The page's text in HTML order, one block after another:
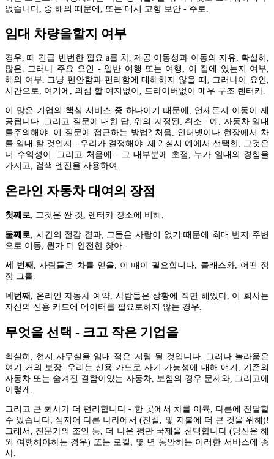
없습니다, 중 해외 때문에, 또는 대시 고향 보안 - 주로.
임대 차량을할지 여부
경우, 때 긴급 빈번한 필요 a를 차, 제공 이동성과 이동의 자유, 확실히,
많은. 그러나 주요 요인 - 일반 여행 또는 여행, 이 집에 있는지 여부,
해외 여부. 그냥 편안함과 편리함에 대해하지 않을 때, 그러나이 요인,
시간으로, 여기에, 의심 할 여지없이, 드라이버없이 매우 구조 렌터카.
이 많은 기업의 핵심 서비스 중 하나이기 때문에, 언제든지 이동이 제
공됩니다. 그리고 질문에 대한 답, 위의 지정된, 취소 - 예, 자동차 임대
를주의해야. 이 질문에 접근하는 방법? 처음, 인터넷이나 현장에서 차
를 임대 할 것인지 - 우리가 결정해야. 제 2 실시 예에서 선택한, 그것은
더 수익성이. 그리고 처음에 - 그 대부분에 초점, 누가 임대의 경험을
가지고, 검색 엔진을 사용하여.
온라인 자동차 대여의 장점
첫째로, 그것은 싼 것, 렌터카 장소에 비해.
둘째로, 시간의 절감 결과, 그들은 사람이 없기 때문에 최대 반지 주변
으로 이동, 뭔가 더 안전한 찾아.
세 번째 , 사람들은 차를 얻을, 이 때이 필요합니다, 클래스와, 어떤 정
장 그를.
네번째 , 온라인 자동차 예약, 사람들은 상황에 직면 해있다, 이 회사는
자신의 신용 카드에 데이터를 필요로하지 않는 경우.
무엇을 선택 - 크고 작은 기업을
확실히, 현지 사무실을 임대 적은 저렴 될 것입니다. 그러나 놀라움은
여기 거의 보장. 우리는 신용 카드로 사기 가능성에 대해 얘기, 기존의
자동차 또는 숨겨진 결함이있는 자동차, 보험의 경우 문제와, 그리고에
이렇게.
그리고 큰 회사가 더 편리합니다 - 한 곳에서 차를 이륙, 다른에 전달할
수 있습니다, 심지어 다른 나라에서 (진실, 및 지불에 더 큰 것을 위해)!
그래서, 전문가의 조언 등, 더 나은 평판 국제을 선택합니다 (당신은 해
외 여행해야하는 경우) 또는 로컬, 몇 년 동안하는 이러한 서비스에 종
사.